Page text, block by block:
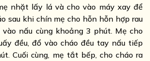
nhặt lấy lá và cho vào máy xay để
sau khi chín mẹ cho hỗn hỗn hợp rau
vào nấu cùng khoảng 3 phút. Mẹ cho
đều, đổ vào cháo đều tay nấu tiếp
Cuối cùng, mẹ tắt bếp, cho cháo ra